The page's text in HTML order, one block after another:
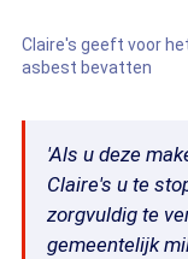
Claire's geeft voor
asbest bevatten
'Als u deze
Claire's u te
zorgvuldig te
gemeentelijk